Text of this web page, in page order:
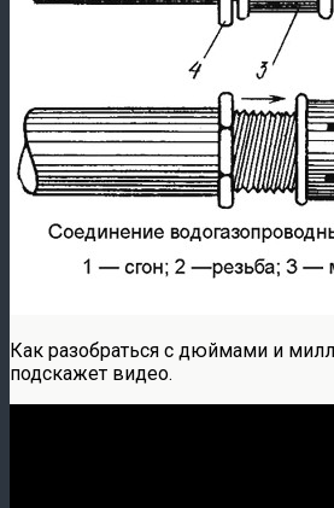
Как разобраться с дюймами и
подскажет видео.